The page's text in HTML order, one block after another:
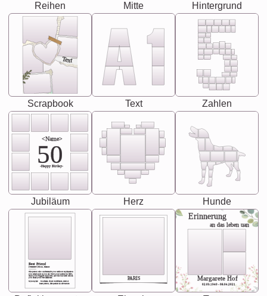
Reihen Mitte Hintergrund
Text
Scrapbook Text Zahlen
<Name>
50
-Happy Birday-
Jubiläum Herz Hunde
Best Friend
[<NAME>] Noun, feminie
Synonyms: Soulmate, closet confidante, sister at
heart person, life partner in adventure.
The person who understands you without explanation
you accepts just as you are. She's your partner in life's,
chaos your biggest supporter, and the one with whom
you share your best memories. PARIS
Erinnerung
an das leben uan
Margarete Hof
02.05.1940 - 08.04.2021